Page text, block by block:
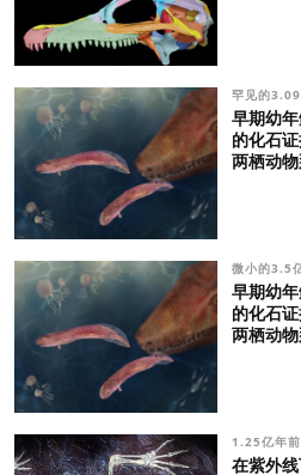
罕见的
早期幼
的化石
两栖动
微小的3.5
早期幼
的化石
两栖动
1.25亿年
在紫外